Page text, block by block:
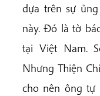
dựa trên sự
này. Đó là tờ
tại Việt Nam.
Nhưng Thiện
cho nên ông tự